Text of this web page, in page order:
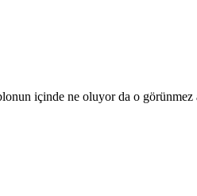
içinde ne oluyor da o